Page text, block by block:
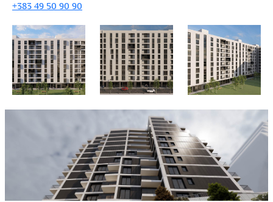
+383 49 50 90 90